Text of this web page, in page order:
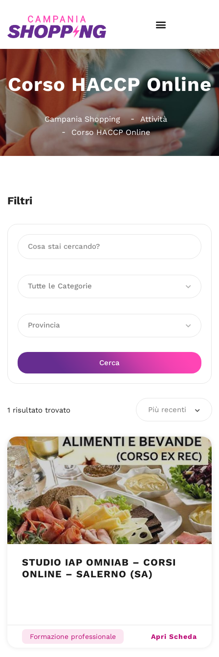
Corso HACCP Online
Campania Shopping
Attività
Corso HACCP Online
Filtri
Tutte le Categorie
Provincia
Cerca
1 risultato trovato Più recenti
STUDIO IAP OMNIAB – CORSI
ONLINE – SALERNO (SA)
Formazione professionale Apri Scheda